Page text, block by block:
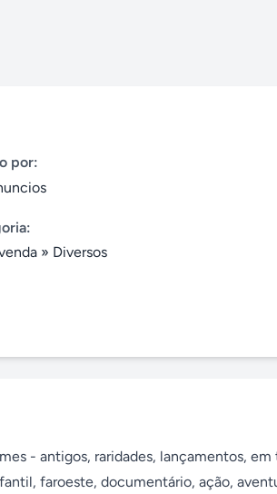
por:
» Diversos
- antigos, raridades, lançamentos, em
faroeste, documentário, ação,